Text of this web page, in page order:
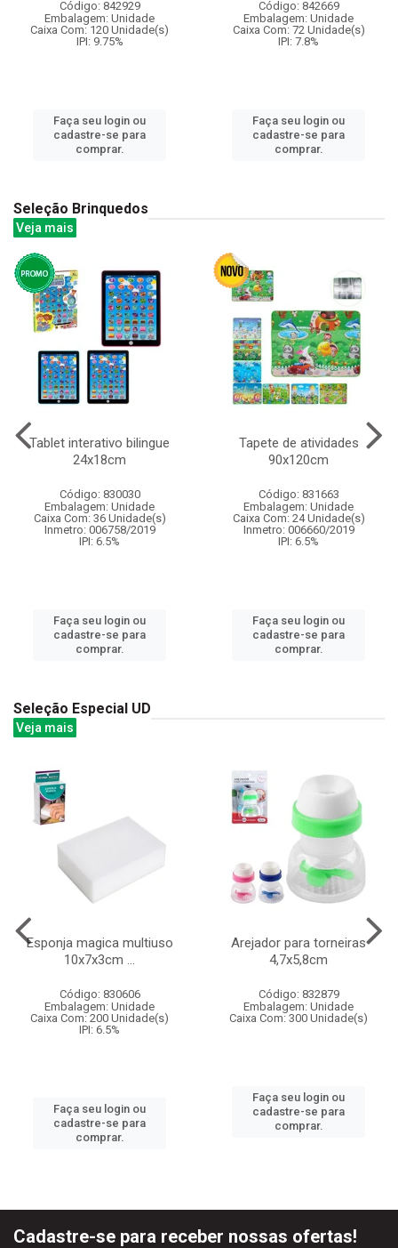
Código: 842929
Embalagem: Unidade
Caixa Com: 120 Unidade(s)
IPI: 9.75%
Faça seu login ou
cadastre-se para
comprar.
Código: 842669
Embalagem: Unidade
Caixa Com: 72 Unidade(s)
IPI: 7.8%
Faça seu login ou
cadastre-se para
comprar.
Seleção Brinquedos
Veja mais
Tablet interativo bilingue
24x18cm
Código: 830030
Embalagem: Unidade
Caixa Com: 36 Unidade(s)
Inmetro: 006758/2019
IPI: 6.5%
Faça seu login ou
cadastre-se para
comprar.
Tapete de atividades
90x120cm
Código: 831663
Embalagem: Unidade
Caixa Com: 24 Unidade(s)
Inmetro: 006660/2019
IPI: 6.5%
Faça seu login ou
cadastre-se para
comprar.
Seleção Especial UD
Veja mais
Esponja magica multiuso
10x7x3cm ...
Código: 830606
Embalagem: Unidade
Caixa Com: 200 Unidade(s)
IPI: 6.5%
Faça seu login ou
cadastre-se para
comprar.
Arejador para torneiras
4,7x5,8cm
Código: 832879
Embalagem: Unidade
Caixa Com: 300 Unidade(s)
Faça seu login ou
cadastre-se para
comprar.
Cadastre-se para receber nossas ofertas!